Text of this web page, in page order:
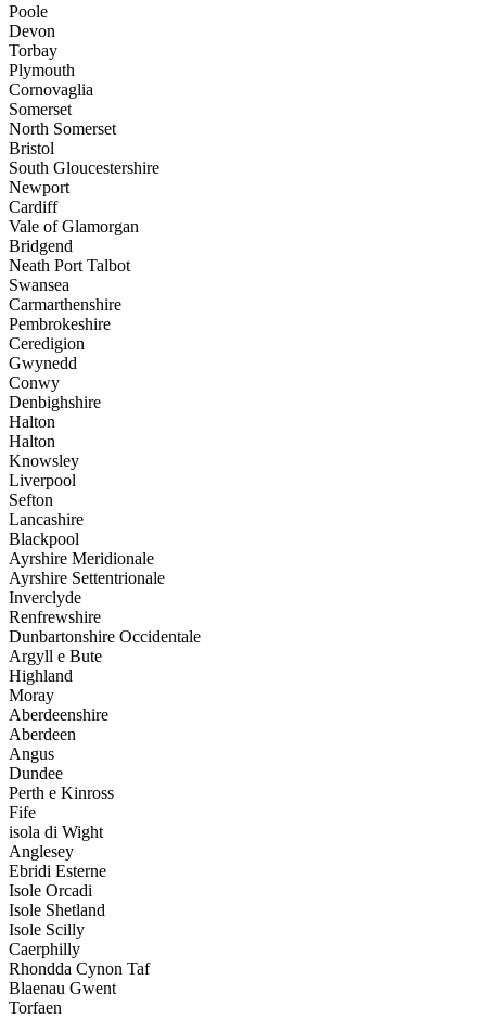
Poole
Devon
Torbay
Plymouth
Cornovaglia
Somerset
North Somerset
Bristol
South Gloucestershire
Newport
Cardiff
Vale of Glamorgan
Bridgend
Neath Port Talbot
Swansea
Carmarthenshire
Pembrokeshire
Ceredigion
Gwynedd
Conwy
Denbighshire
Halton
Halton
Knowsley
Liverpool
Sefton
Lancashire
Blackpool
Ayrshire Meridionale
Ayrshire Settentrionale
Inverclyde
Renfrewshire
Dunbartonshire Occidentale
Argyll e Bute
Highland
Moray
Aberdeenshire
Aberdeen
Angus
Dundee
Perth e Kinross
Fife
isola di Wight
Anglesey
Ebridi Esterne
Isole Orcadi
Isole Shetland
Isole Scilly
Caerphilly
Rhondda Cynon Taf
Blaenau Gwent
Torfaen